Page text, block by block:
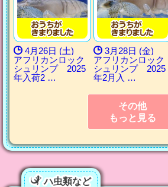
4月26日 (土)
アフリカンロック
シュリンプ 2025
年入荷2 …
3月28日 (金)
アフリカンロック
シュリンプ 2025
年2月入 …
その他
もっと見る
ハ虫類など